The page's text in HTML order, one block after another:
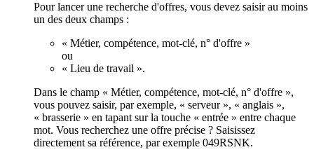
Pour lancer une recherche d'offres, vous devez saisir au moins
un des deux champs :
« Métier, compétence, mot-clé, n° d'offre »
ou
« Lieu de travail ».
Dans le champ « Métier, compétence, mot-clé, n° d'offre »,
vous pouvez saisir, par exemple, « serveur », « anglais »,
« brasserie » en tapant sur la touche « entrée » entre chaque
mot. Vous recherchez une offre précise ? Saisissez
directement sa référence, par exemple 049RSNK.